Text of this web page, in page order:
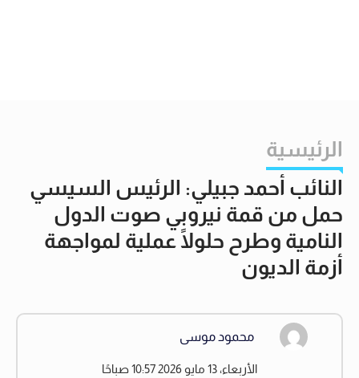
الرئيسية
النائب أحمد جبيلي: الرئيس السيسي
حمل من قمة نيروبي صوت الدول
النامية وطرح حلولًا عملية لمواجهة
أزمة الديون
محمود موسى
الأربعاء، 13 مايو 2026 10:57 صباحًا